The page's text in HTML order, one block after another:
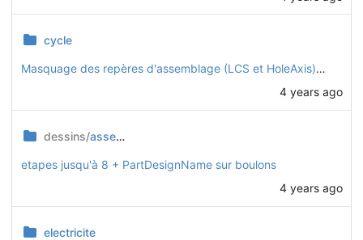
cycle
Masquage des repères d'assemblage (LCS et HoleAxis) sur toutes les pièces
4 years ago
dessins/assemblage
etapes jusqu'à 8 + PartDesignName sur boulons
4 years ago
electricite